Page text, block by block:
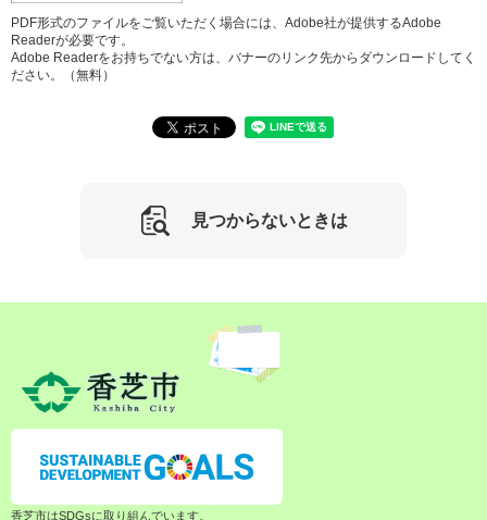
PDF形式のファイルをご覧いただく場合には、Adobe社が提供するAdobe
Readerが必要です。
Adobe Readerをお持ちでない方は、バナーのリンク先からダウンロードしてく
ださい。（無料）
見つからないときは
香芝市はSDGsに取り組んでいます。